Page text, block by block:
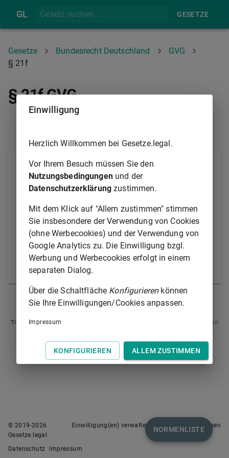
GL GESETZE
Gesetze Bundesrecht Deutschland
GVG
§ 21f
§ 21f GVG
(1) Den Vorsitz in den Spruchkörpern bei den
Landgerichten, bei den Oberlandesgerichten sowie
bei dem Bundesgerichtshof führen der Präsident und
(2) Bei Verhinderung des Vorsitzenden führt den
Vorsitz das vom Präsidium bestimmte Mitglied des
Spruchkörpers. Ist auch dieser Vertreter verhindert,
führt das dienstälteste, bei gleichem Dienstalter das
lebensälteste Mitglied des Spruchkörpers den Vorsitz.
§ 21E
Tipp
: Swipen Sie auf dem Bildschirm links oder rechts zur Navigation zwischen
NORMENLISTE
© 2019-2026
Gesetze.legal
Einwilligung(en) verwalten Nutzungsbedingungen
Datenschutz Impressum
Einwilligung
Herzlich Willkommen bei Gesetze.legal.
Vor Ihrem Besuch müssen Sie den
Nutzungsbedingungenund der
Datenschutzerklärung zustimmen.
Mit dem Klick auf "Allem zustimmen" stimmen
Sie insbesondere der Verwendung von Cookies
(ohne Werbecookies) und der Verwendung von
Google Analytics zu. Die Einwilligung bzgl.
Werbung und Werbecookies erfolgt in einem
separaten Dialog.
Über die Schaltfläche Konfigurierenkönnen
Sie Ihre Einwilligungen/Cookies anpassen.
Impressum
KONFIGURIEREN ALLEM ZUSTIMMEN